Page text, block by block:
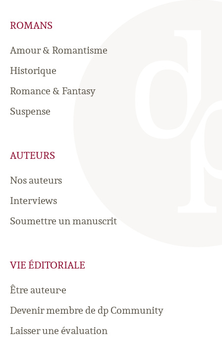
ROMANS
Amour & Romantisme
Historique
Romance & Fantasy
Suspense
AUTEURS
Nos auteurs
Interviews
Soumettre un manuscrit
VIE ÉDITORIALE
Être auteur·e
Devenir membre de dp Community
Laisser une évaluation